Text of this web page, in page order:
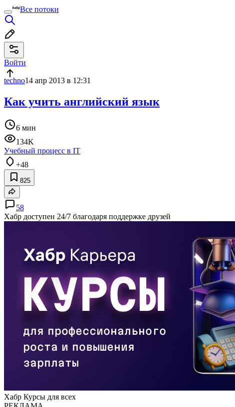
Все потоки
Войти
techno14 апр 2013 в 12:31
Как учить английский язык
6 мин
134K
Учебный процесс в IT
+48
825
58
Хабр доступен 24/7 благодаря поддержке друзей
Хабр Курсы для всех